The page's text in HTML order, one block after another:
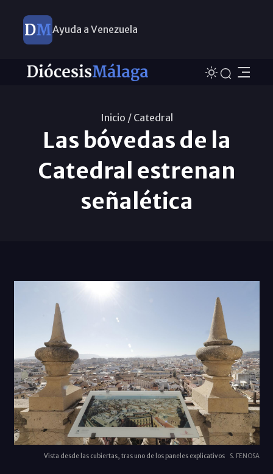
Ayuda a Venezuela
Inicio / Catedral
Las bóvedas de la
Catedral estrenan
señalética
Vista desde las cubiertas, tras uno de los paneles explicativos S. FENOSA